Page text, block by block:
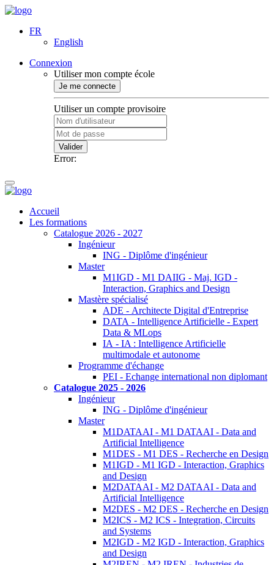
FR
English
Connexion
Utiliser mon compte école
Je me connecte
Utiliser un compte provisoire
Valider
Error:
Accueil
Les formations
Catalogue 2026 - 2027
Ingénieur
ING - Diplôme d'ingénieur
Master
M1IGD - M1 DAIIG - Maj. IGD -
Interaction, Graphics and Design
Mastère spécialisé
ADE - Architecte Digital d'Entreprise
DATA - Intelligence Artificielle - Expert
Data & MLops
IA - IA : Intelligence Artificielle
multimodale et autonome
Programme d'échange
PEI - Echange international non diplomant
Catalogue 2025 - 2026
Ingénieur
ING - Diplôme d'ingénieur
Master
M1DATAAI - M1 DATAAI - Data and
Artificial Intelligence
M1DES - M1 DES - Recherche en Design
M1IGD - M1 IGD - Interaction, Graphics
and Design
M2DATAAI - M2 DATAAI - Data and
Artificial Intelligence
M2DES - M2 DES - Recherche en Design
M2ICS - M2 ICS - Integration, Circuits
and Systems
M2IGD - M2 IGD - Interaction, Graphics
and Design